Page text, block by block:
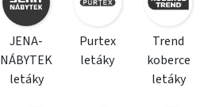
JENA-
NÁBYTEK
letáky
Purtex
letáky
Trend
koberce
letáky